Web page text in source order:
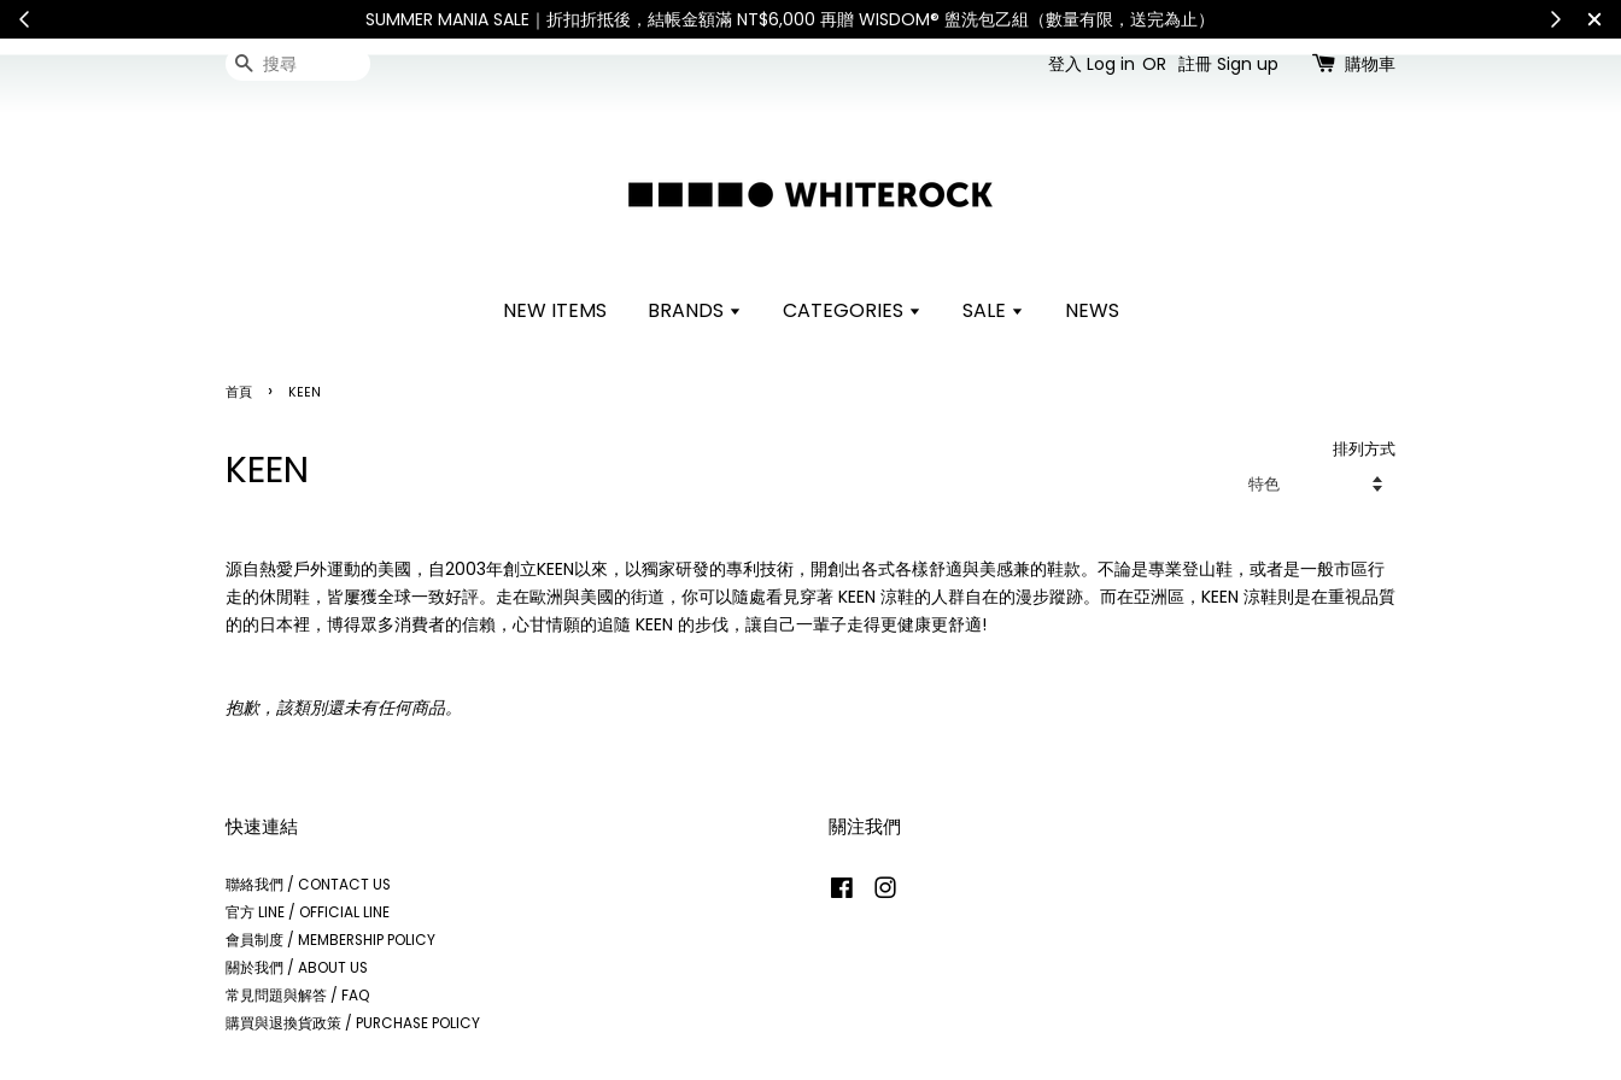
SUMMER MANIA SALE｜折扣折抵後，結帳金額滿 NT$6,000 再贈 WISDOM® 盥洗包乙組（數量有限，送完為止）
搜尋 登入 Log in OR 註冊 Sign up 購物車
NEW ITEMS BRANDS CATEGORIES SALE NEWS
首頁 › KEEN
KEEN 排列方式
源自熱愛戶外運動的美國，自2003年創立KEEN以來，以獨家研發的專利技術，開創出各式各樣舒適與美感兼的鞋款。不論是專業登山鞋，或者是一般市區行
走的休閒鞋，皆屢獲全球一致好評。走在歐洲與美國的街道，你可以隨處看見穿著 KEEN 涼鞋的人群自在的漫步蹤跡。而在亞洲區，KEEN 涼鞋則是在重視品質
的的日本裡，博得眾多消費者的信賴，心甘情願的追隨 KEEN 的步伐，讓自己一輩子走得更健康更舒適!
抱歉，該類別還未有任何商品。
快速連結
聯絡我們 / CONTACT US
官方 LINE / OFFICIAL LINE
會員制度 / MEMBERSHIP POLICY
關於我們 / ABOUT US
常見問題與解答 / FAQ
購買與退換貨政策 / PURCHASE POLICY
關注我們
Facebook